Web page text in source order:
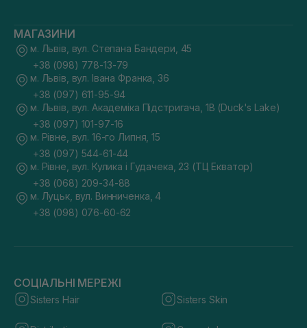
МАГАЗИНИ
м. Львів, вул. Степана Бандери, 45
+38 (098) 778-13-79
м. Львів, вул. Івана Франка, 36
+38 (097) 611-95-94
м. Львів, вул. Академіка Підстригача, 1В (Duck's Lake)
+38 (097) 101-97-16
м. Рівне, вул. 16-го Липня, 15
+38 (097) 544-61-44
м. Рівне, вул. Кулика і Гудачека, 23 (ТЦ Екватор)
+38 (068) 209-34-88
м. Луцьк, вул. Винниченка, 4
+38 (098) 076-60-62
СОЦІАЛЬНІ МЕРЕЖІ
Sisters Hair Sisters Skin